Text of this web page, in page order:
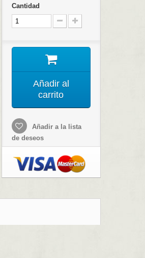
Cantidad
Añadir al
carrito
Añadir a la lista
de deseos